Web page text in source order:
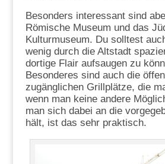
Besonders interessant sind
Römische Museum und das
Kulturmuseum. Du solltest
wenig durch die Altstadt
dortige Flair aufsaugen zu
Besonderes sind auch die
zugänglichen Grillplätze, die
wenn man keine andere
man sich dabei an die
hält, ist das sehr praktisch.